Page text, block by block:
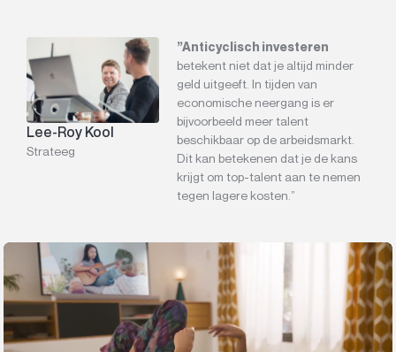
Lee-Roy Kool
Strateeg
”Anticyclisch investeren
betekent niet dat je altijd minder
geld uitgeeft. In tijden van
economische neergang is er
bijvoorbeeld meer talent
beschikbaar op de arbeidsmarkt.
Dit kan betekenen dat je de kans
krijgt om top-talent aan te nemen
tegen lagere kosten.”